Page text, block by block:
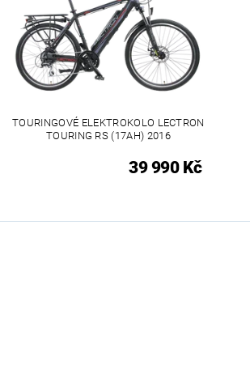
TOURINGOVÉ ELEKTROKOLO LECTRON
TOURING RS (17AH) 2016
39 990 Kč